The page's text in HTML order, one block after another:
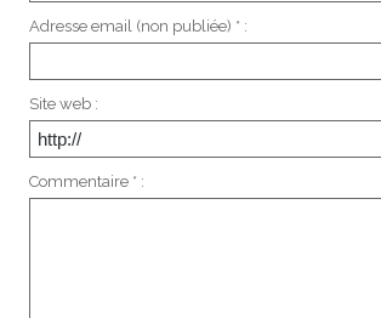
Adresse email (non publiée) * :
Site web :
Commentaire * :